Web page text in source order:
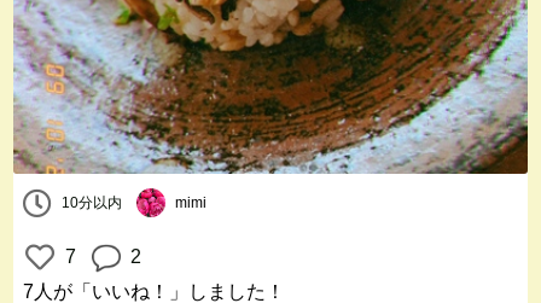
10分以内 mimi
7
2
7人 が「いいね！」しました！